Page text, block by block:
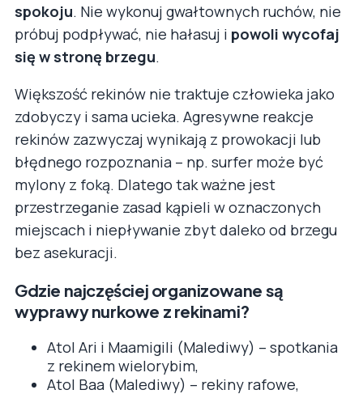
spokoju. Nie wykonuj gwałtownych ruchów, nie
próbuj podpływać, nie hałasuj i powoli wycofaj
się w stronę brzegu.
Większość rekinów nie traktuje człowieka jako
zdobyczy i sama ucieka. Agresywne reakcje
rekinów zazwyczaj wynikają z prowokacji lub
błędnego rozpoznania – np. surfer może być
mylony z foką. Dlatego tak ważne jest
przestrzeganie zasad kąpieli w oznaczonych
miejscach i niepływanie zbyt daleko od brzegu
bez asekuracji.
Gdzie najczęściej organizowane są
wyprawy nurkowe z rekinami?
Atol Ari i Maamigili (Malediwy) – spotkania
z rekinem wielorybim,
Atol Baa (Malediwy) – rekiny rafowe,